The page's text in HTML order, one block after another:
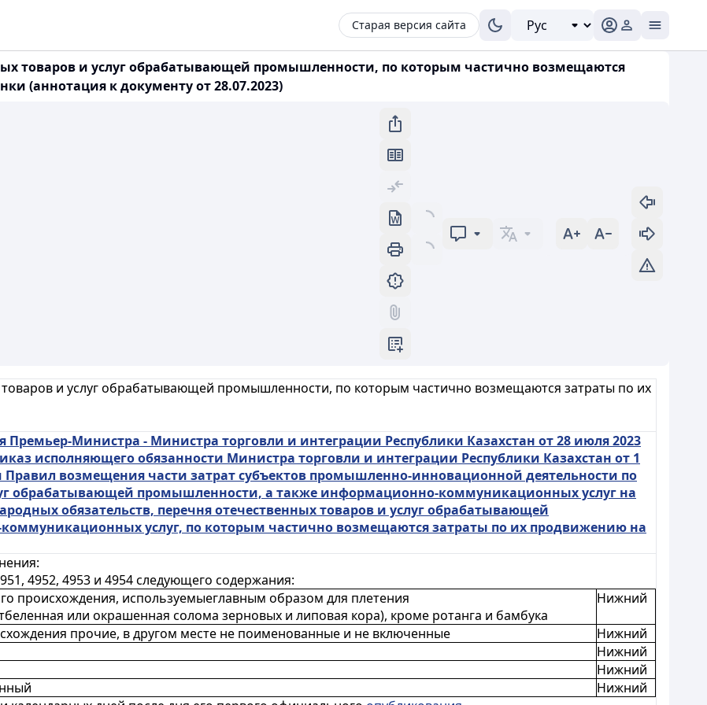
Старая версия сайта
товаров и услуг обрабатывающей промышленности, по которым частично возмещаются
(аннотация к документу от 28.07.2023)
и услуг обрабатывающей промышленности, по которым частично возмещаются затраты по их
Премьер-Министра - Министра торговли и интеграции Республики Казахстан от 28 июля 2023
исполняющего обязанности Министра торговли и интеграции Республики Казахстан от 1
Правил возмещения части затрат субъектов промышленно-инновационной деятельности по
обрабатывающей промышленности, а также информационно-коммуникационных услуг на
обязательств, перечня отечественных товаров и услуг обрабатывающей
услуг, по которым частично возмещаются затраты по их продвижению на
4952, 4953 и 4954 следующего содержания:
происхождения, используемыеглавным образом для плетения
или окрашенная солома зерновых и липовая кора), кроме ротанга и бамбука
Нижний
прочие, в другом месте не поименованные и не включенные
Нижний
Нижний
Нижний
Нижний